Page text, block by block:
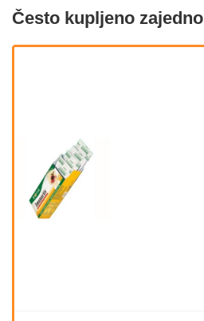
Često kupljeno zajedno